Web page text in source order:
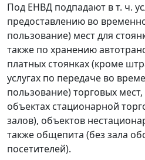
Под ЕНВД подпадают в т. ч.
предоставлению во
пользование) мест для
также по хранению
платных стоянках (кроме
услугах по передаче во
пользование) торговых
объектах стационарной
залов), объектов
также общепита (без зала
посетителей).